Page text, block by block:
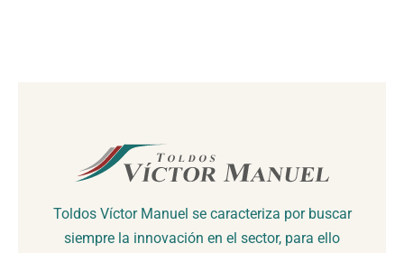
Toldos Víctor Manuel se caracteriza por buscar
siempre la innovación en el sector, para ello